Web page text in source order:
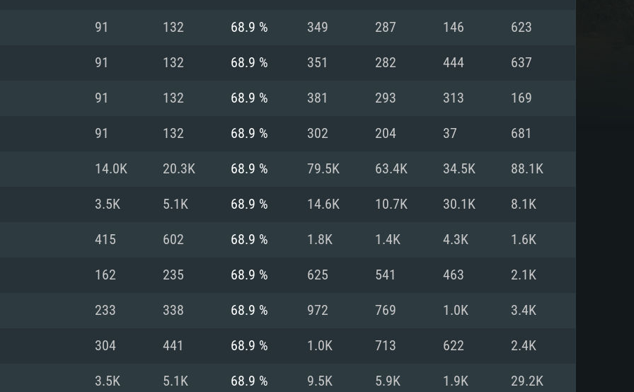
DE SISTEMA
Recomendado
superior
Memória: 16 GB ou mais
(Intel Xeon
Recomendado
mais recente
Processador: Core i7 (Intel Xeon não suportado)
Memória: 8 GB
Recomendado
91 132 68.9 % 349 287 146 623
91 132 68.9 % 351 282 444 637
91 132 68.9 % 381 293 313 169
91 132 68.9 % 302 204 37 681
14.0K 20.3K 68.9 % 79.5K 63.4K 34.5K 88.1K
3.5K 5.1K 68.9 % 14.6K 10.7K 30.1K 8.1K
415 602 68.9 % 1.8K 1.4K 4.3K 1.6K
162 235 68.9 % 625 541 463 2.1K
233 338 68.9 % 972 769 1.0K 3.4K
304 441 68.9 % 1.0K 713 622 2.4K
3.5K 5.1K 68.9 % 9.5K 5.9K 1.9K 29.2K